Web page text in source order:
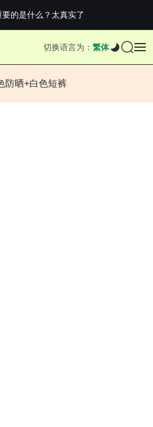
的是什么？太真实了
官：全满贯对上全满亚，德约...
》正式上线，官...
》正式上线，官...
切换语言为： 繁体
防晒+白色短裤